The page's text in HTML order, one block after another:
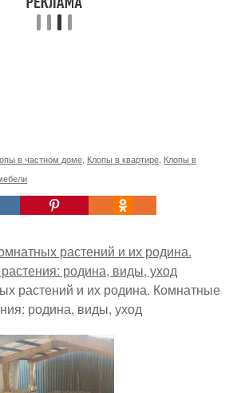
в частном доме Клопы в квартире Клопы в
растений и их родина. Комнатные
родина, виды, уход